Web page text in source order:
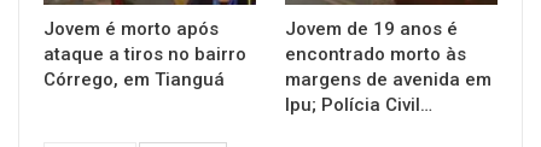
Jovem é morto após
ataque a tiros no bairro
Córrego, em Tianguá
Jovem de 19 anos é
encontrado morto às
margens de avenida em
Ipu; Polícia Civil…